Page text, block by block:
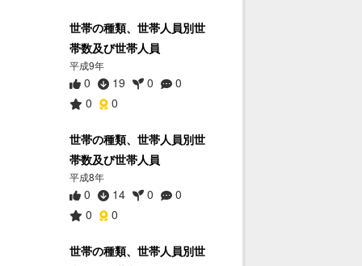
世帯の種類、世帯人員別世
帯数及び世帯人員
平成9年
0 19 0
0
0
0
世帯の種類、世帯人員別世
帯数及び世帯人員
平成8年
0 14 0
0
0
0
世帯の種類、世帯人員別世